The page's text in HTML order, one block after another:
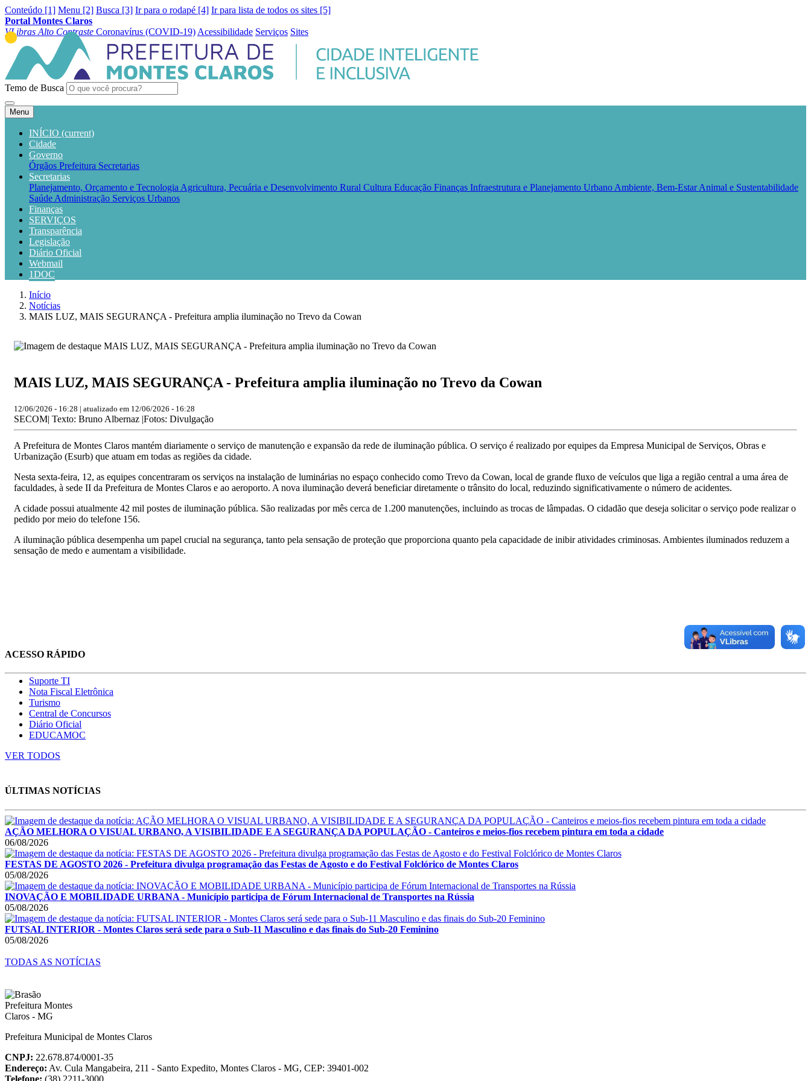
Conteúdo [1] Menu [2] Busca [3] Ir para o rodapé [4] Ir para lista de todos os sites [5]
Portal Montes Claros
VLibras Alto Contraste Coronavírus (COVID-19) Acessibilidade Serviços Sites
Temo de Busca
Menu
INÍCIO (current)
Cidade
Governo
Órgãos Prefeitura Secretarias
Secretarias
Planejamento, Orçamento e Tecnologia Agricultura, Pecuária e Desenvolvimento Rural Cultura Educação Finanças Infraestrutura e Planejamento Urbano Ambiente, Bem-Estar Animal e Sustentabilidade
Saúde Administração Serviços Urbanos
Finanças
SERVIÇOS
Transparência
Legislação
Diário Oficial
Webmail
1DOC
Início
Notícias
MAIS LUZ, MAIS SEGURANÇA - Prefeitura amplia iluminação no Trevo da Cowan
MAIS LUZ, MAIS SEGURANÇA - Prefeitura amplia iluminação no Trevo da Cowan
12/06/2026 - 16:28 | atualizado em 12/06/2026 - 16:28
SECOM| Texto: Bruno Albernaz |Fotos: Divulgação
A Prefeitura de Montes Claros mantém diariamente o serviço de manutenção e expansão da rede de iluminação pública. O serviço é realizado por equipes da Empresa Municipal de Serviços, Obras e
Urbanização (Esurb) que atuam em todas as regiões da cidade.
Nesta sexta-feira, 12, as equipes concentraram os serviços na instalação de luminárias no espaço conhecido como Trevo da Cowan, local de grande fluxo de veículos que liga a região central a uma área de
faculdades, à sede II da Prefeitura de Montes Claros e ao aeroporto. A nova iluminação deverá beneficiar diretamente o trânsito do local, reduzindo significativamente o número de acidentes.
A cidade possui atualmente 42 mil postes de iluminação pública. São realizadas por mês cerca de 1.200 manutenções, incluindo as trocas de lâmpadas. O cidadão que deseja solicitar o serviço pode realizar o
pedido por meio do telefone 156.
A iluminação pública desempenha um papel crucial na segurança, tanto pela sensação de proteção que proporciona quanto pela capacidade de inibir atividades criminosas. Ambientes iluminados reduzem a
sensação de medo e aumentam a visibilidade.
ACESSO RÁPIDO
Suporte TI
Nota Fiscal Eletrônica
Turismo
Central de Concursos
Diário Oficial
EDUCAMOC
VER TODOS
ÚLTIMAS NOTÍCIAS
AÇÃO MELHORA O VISUAL URBANO, A VISIBILIDADE E A SEGURANÇA DA POPULAÇÃO - Canteiros e meios-fios recebem pintura em toda a cidade
06/08/2026
FESTAS DE AGOSTO 2026 - Prefeitura divulga programação das Festas de Agosto e do Festival Folclórico de Montes Claros
05/08/2026
INOVAÇÃO E MOBILIDADE URBANA - Município participa de Fórum Internacional de Transportes na Rússia
05/08/2026
FUTSAL INTERIOR - Montes Claros será sede para o Sub-11 Masculino e das finais do Sub-20 Feminino
05/08/2026
TODAS AS NOTÍCIAS
Prefeitura Municipal de Montes Claros
CNPJ: 22.678.874/0001-35
Endereço: Av. Cula Mangabeira, 211 - Santo Expedito, Montes Claros - MG, CEP: 39401-002
Telefone: (38) 2211-3000